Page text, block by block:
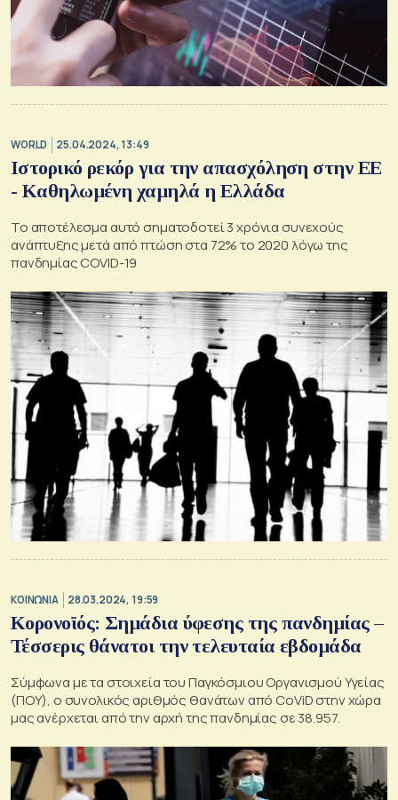
WORLD 25.04.2024, 13:49
Ιστορικό ρεκόρ για την απασχόληση στην ΕΕ
- Καθηλωμένη χαμηλά η Ελλάδα
Το αποτέλεσμα αυτό σηματοδοτεί 3 χρόνια συνεχούς
ανάπτυξης μετά από πτώση στα 72% το 2020 λόγω της
πανδημίας COVID-19
ΚΟΙΝΩΝΙΑ 28.03.2024, 19:59
Κορονοϊός: Σημάδια ύφεσης της πανδημίας –
Τέσσερις θάνατοι την τελευταία εβδομάδα
Σύμφωνα με τα στοιχεία του Παγκόσμιου Οργανισμού Υγείας
(ΠΟΥ), ο συνολικός αριθμός θανάτων από CoViD στην χώρα
μας ανέρχεται από την αρχή της πανδημίας σε 38.957.